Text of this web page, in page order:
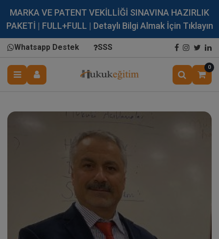
MARKA VE PATENT VEKİLLİĞİ SINAVINA HAZIRLIK
PAKETİ | FULL+FULL | Detaylı Bilgi Almak İçin Tıklayın
Whatsapp Destek SSS
0